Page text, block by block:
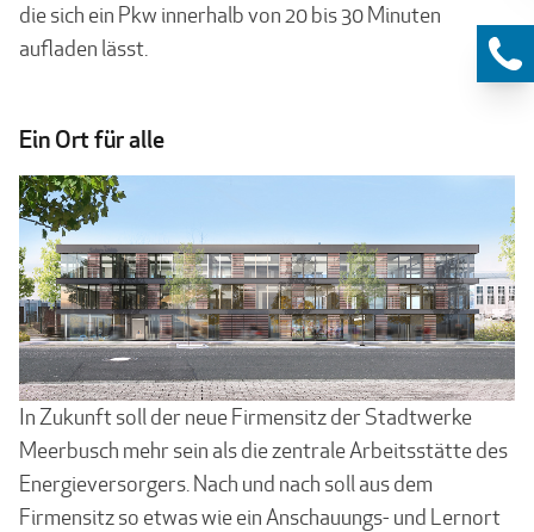
die sich ein Pkw innerhalb von 20 bis 30 Minuten
aufladen lässt.
Ein Ort für alle
In Zukunft soll der neue Firmensitz der Stadtwerke
Meerbusch mehr sein als die zentrale Arbeitsstätte des
Energieversorgers. Nach und nach soll aus dem
Firmensitz so etwas wie ein Anschauungs- und Lernort